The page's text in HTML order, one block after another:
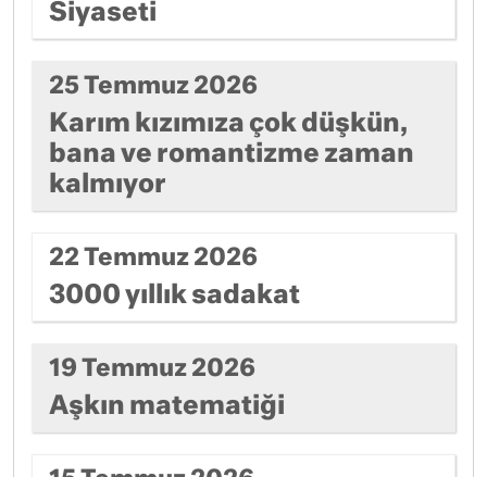
Siyaseti
25 Temmuz 2026
Karım kızımıza çok düşkün,
bana ve romantizme zaman
kalmıyor
22 Temmuz 2026
3000 yıllık sadakat
19 Temmuz 2026
Aşkın matematiği